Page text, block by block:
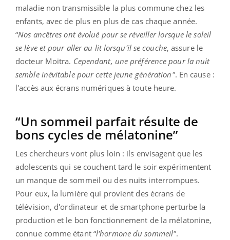
maladie non transmissible la plus commune chez les
enfants, avec de plus en plus de cas chaque année.
“Nos ancêtres ont évolué pour se réveiller lorsque le soleil
se lève et pour aller au lit lorsqu'il se couche, assure le
docteur Moitra. Cependant, une préférence pour la nuit
semble inévitable pour cette jeune génération". En cause :
l'accès aux écrans numériques à toute heure.
“Un sommeil parfait résulte de
bons cycles de mélatonine”
Les chercheurs vont plus loin : ils envisagent que les
adolescents qui se couchent tard le soir expérimentent
un manque de sommeil ou des nuits interrompues.
Pour eux, la lumière qui provient des écrans de
télévision, d'ordinateur et de smartphone perturbe la
production et le bon fonctionnement de la mélatonine,
connue comme étant “l'hormone du sommeil".